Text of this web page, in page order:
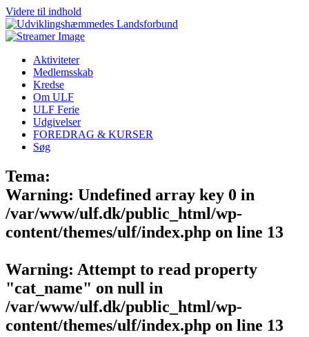
Videre til indhold
Aktiviteter
Medlemsskab
Kredse
Om ULF
ULF Ferie
Udgivelser
FOREDRAG & KURSER
Søg
Tema:
Warning: Undefined array key 0 in
/var/www/ulf.dk/public_html/wp-
content/themes/ulf/index.php on line 13
Warning: Attempt to read property
"cat_name" on null in
/var/www/ulf.dk/public_html/wp-
content/themes/ulf/index.php on line 13